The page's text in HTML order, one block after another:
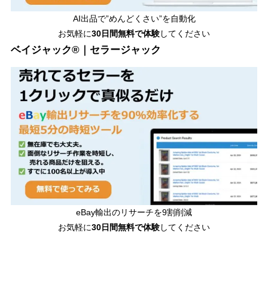
AI出品で”めんどくさい”を自動化
お気軽に30日間無料で体験してください
ベイジャック®｜セラージャック
eBay輸出のリサーチを9割削減
お気軽に30日間無料で体験してください